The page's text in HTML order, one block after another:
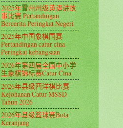
2025年雪州州级英语讲故
事比赛 Pertandingan
Bercerita Peringkat Negeri
2025年中国象棋国赛
Pertandingan catur cina
Peringkat kebangsaan
2026年第四届全国中小学
生象棋锦标赛Catur Cina
2026年县级西洋棋比赛
Kejohanan Catur MSSD
Tahun 2026
2026年县级篮球赛Bola
Keranjang